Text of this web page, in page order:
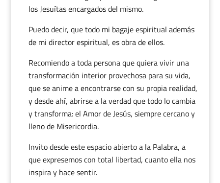
los Jesuítas encargados del mismo.
Puedo decir, que todo mi bagaje espiritual además
de mi director espiritual, es obra de ellos.
Recomiendo a toda persona que quiera vivir una
transformación interior provechosa para su vida,
que se anime a encontrarse con su propia realidad,
y desde ahí, abrirse a la verdad que todo lo cambia
y transforma: el Amor de Jesús, siempre cercano y
lleno de Misericordia.
Invito desde este espacio abierto a la Palabra, a
que expresemos con total libertad, cuanto ella nos
inspira y hace sentir.